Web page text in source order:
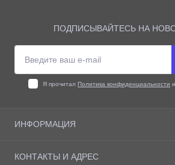
ПОДПИСЫВАЙТЕСЬ НА
Я прочитал Политика конфиденциальности
ИНФОРМАЦИЯ
Доставка
КОНТАКТЫ И АДРЕС